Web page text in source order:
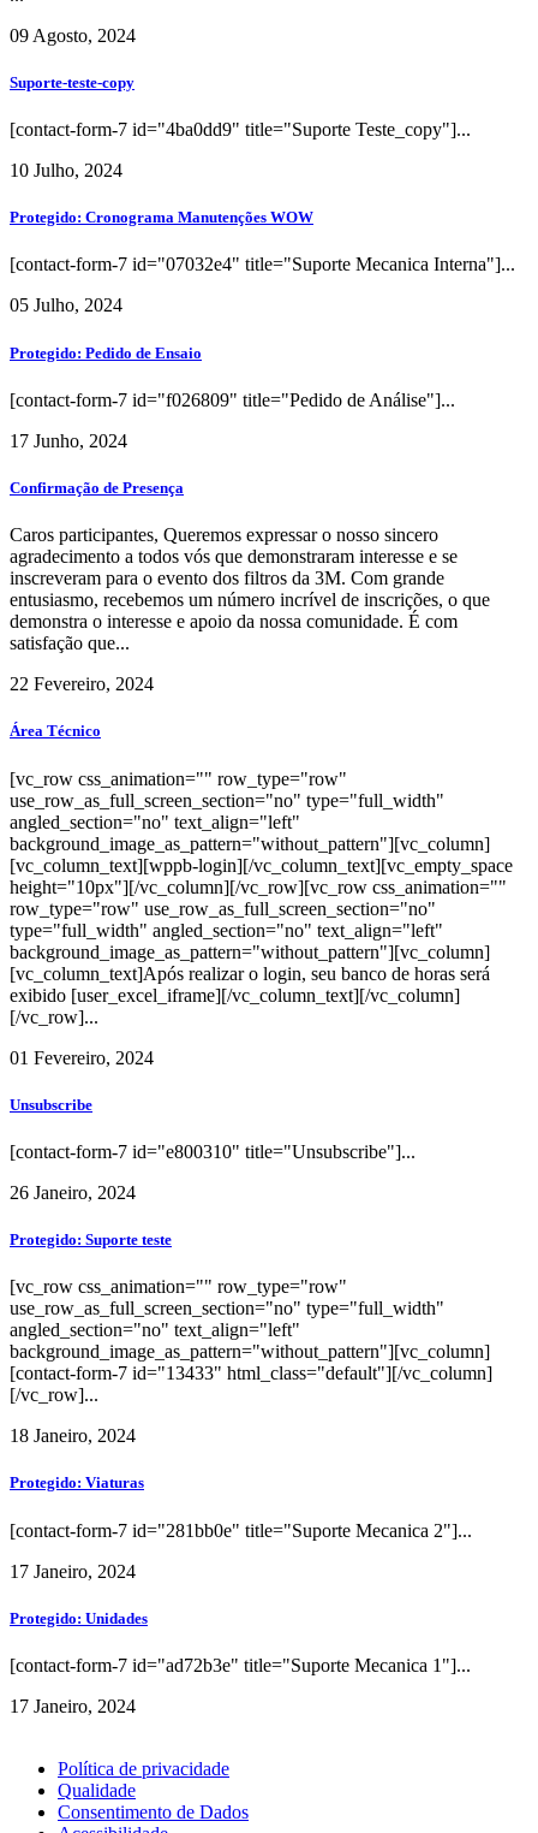
09 Agosto, 2024
Suporte-teste-copy
[contact-form-7 id="4ba0dd9" title="Suporte Teste_copy"]...
10 Julho, 2024
Protegido: Cronograma Manutenções WOW
[contact-form-7 id="07032e4" title="Suporte Mecanica Interna"]...
05 Julho, 2024
Protegido: Pedido de Ensaio
[contact-form-7 id="f026809" title="Pedido de Análise"]...
17 Junho, 2024
Confirmação de Presença
Caros participantes, Queremos expressar o nosso sincero
agradecimento a todos vós que demonstraram interesse e se
inscreveram para o evento dos filtros da 3M. Com grande
entusiasmo, recebemos um número incrível de inscrições, o que
demonstra o interesse e apoio da nossa comunidade. É com
satisfação que...
22 Fevereiro, 2024
Área Técnico
[vc_row css_animation="" row_type="row"
use_row_as_full_screen_section="no" type="full_width"
angled_section="no" text_align="left"
background_image_as_pattern="without_pattern"][vc_column]
[vc_column_text][wppb-login][/vc_column_text][vc_empty_space
height="10px"][/vc_column][/vc_row][vc_row css_animation=""
row_type="row" use_row_as_full_screen_section="no"
type="full_width" angled_section="no" text_align="left"
background_image_as_pattern="without_pattern"][vc_column]
[vc_column_text]Após realizar o login, seu banco de horas será
exibido [user_excel_iframe][/vc_column_text][/vc_column]
[/vc_row]...
01 Fevereiro, 2024
Unsubscribe
[contact-form-7 id="e800310" title="Unsubscribe"]...
26 Janeiro, 2024
Protegido: Suporte teste
[vc_row css_animation="" row_type="row"
use_row_as_full_screen_section="no" type="full_width"
angled_section="no" text_align="left"
background_image_as_pattern="without_pattern"][vc_column]
[contact-form-7 id="13433" html_class="default"][/vc_column]
[/vc_row]...
18 Janeiro, 2024
Protegido: Viaturas
[contact-form-7 id="281bb0e" title="Suporte Mecanica 2"]...
17 Janeiro, 2024
Protegido: Unidades
[contact-form-7 id="ad72b3e" title="Suporte Mecanica 1"]...
17 Janeiro, 2024
Política de privacidade
Qualidade
Consentimento de Dados